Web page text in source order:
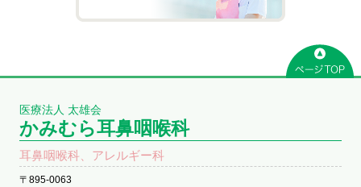
医療法人 太雄会
かみむら耳鼻咽喉科
耳鼻咽喉科、アレルギー科
〒895-0063